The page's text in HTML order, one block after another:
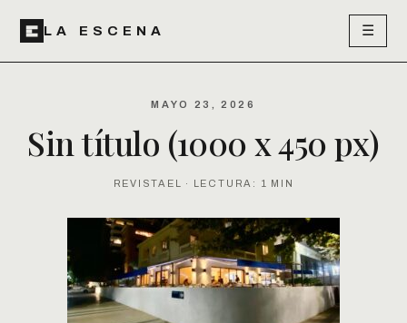
LA ESCENA ☰
MAYO 23, 2026
Sin título (1000 x 450 px)
REVISTAEL · LECTURA: 1 MIN